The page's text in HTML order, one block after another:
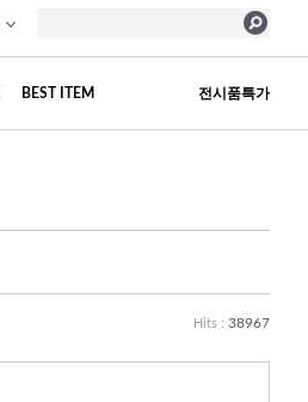
BEST ITEM 전시품특가
Hits : 38967